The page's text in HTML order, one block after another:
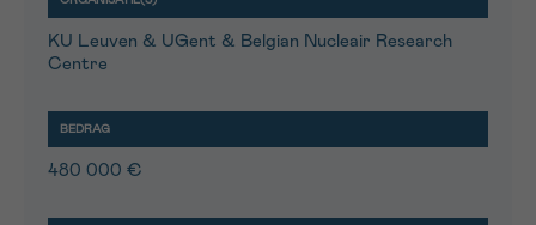
KU Leuven & UGent & Belgian Nucleair Research
Centre
480 000 €